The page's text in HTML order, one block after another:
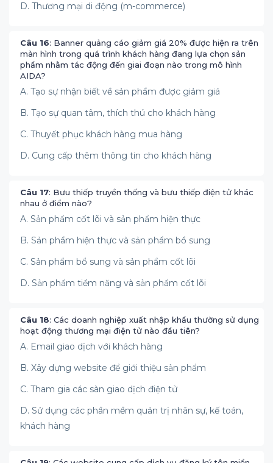
D. Thương mại di động (m-commerce)
Câu 16: Banner quảng cáo giảm giá 20% được hiện ra trên
màn hình trong quá trình khách hàng đang lựa chọn sản
phẩm nhằm tác động đến giai đoạn nào trong mô hình
AIDA?
A. Tạo sự nhận biết về sản phẩm được giảm giá
B. Tạo sự quan tâm, thích thú cho khách hàng
C. Thuyết phục khách hàng mua hàng
D. Cung cấp thêm thông tin cho khách hàng
Câu 17: Bưu thiếp truyền thống và bưu thiếp điện tử khác
nhau ở điểm nào?
A. Sản phẩm cốt lõi và sản phẩm hiện thực
B. Sản phẩm hiện thực và sản phẩm bổ sung
C. Sản phẩm bổ sung và sản phẩm cốt lõi
D. Sản phẩm tiềm năng và sản phẩm cốt lõi
Câu 18: Các doanh nghiệp xuất nhập khẩu thường sử dụng
hoạt động thương mại điện tử nào đầu tiên?
A. Email giao dịch với khách hàng
B. Xây dựng website để giới thiệu sản phẩm
C. Tham gia các sàn giao dịch điện tử
D. Sử dụng các phần mềm quản trị nhân sự, kế toán,
khách hàng